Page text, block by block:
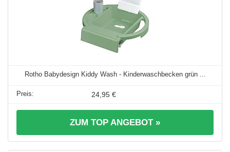
Rotho Babydesign Kiddy Wash - Kinderwaschbecken grün ...
24,95 €
ZUM TOP ANGEBOT »